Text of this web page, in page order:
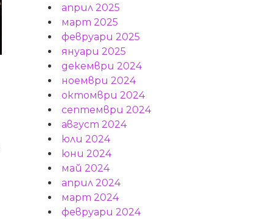
април 2025
март 2025
февруари 2025
януари 2025
декември 2024
ноември 2024
октомври 2024
септември 2024
август 2024
юли 2024
юни 2024
май 2024
април 2024
март 2024
февруари 2024